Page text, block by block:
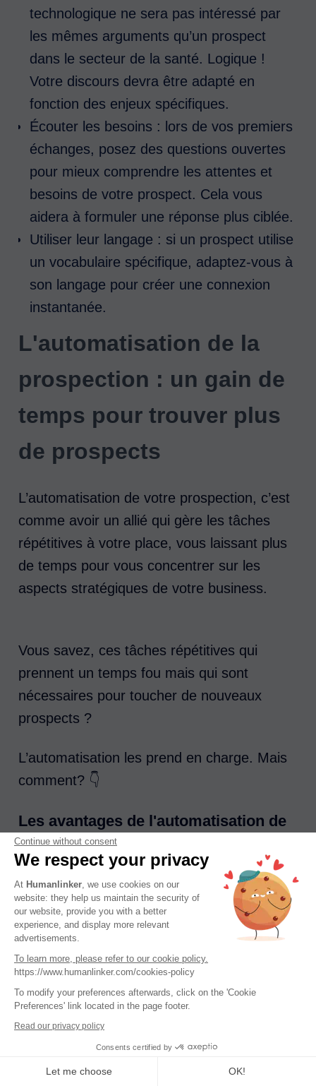
technologique ne sera pas intéressé par
les mêmes arguments qu’un prospect
dans le secteur de la santé. Logique !
Votre discours devra être adapté en
fonction des enjeux spécifiques.
Écouter les besoins : lors de vos premiers
échanges, posez des questions ouvertes
pour mieux comprendre les attentes et
besoins de votre prospect. Cela vous
aidera à formuler une réponse plus ciblée.
Utiliser leur langage : si un prospect utilise
un vocabulaire spécifique, adaptez-vous à
son langage pour créer une connexion
instantanée.
L'automatisation de la
prospection : un gain de
temps pour trouver plus
de prospects
L’automatisation de votre prospection, c’est
comme avoir un allié qui gère les tâches
répétitives à votre place, vous laissant plus
de temps pour vous concentrer sur les
aspects stratégiques de votre business.
Vous savez, ces tâches répétitives qui
prennent un temps fou mais qui sont
nécessaires pour toucher de nouveaux
prospects ?
L’automatisation les prend en charge. Mais
comment? 👇
Les avantages de l'automatisation de
la prospection
L’automatisation de la prospection permet
de gagner un temps précieux tout en
atteignant plus de prospects, voilà ce qu’elle
peut offrir :
Gain de temps : plus besoin de
personnaliser chaque mail à la main ou de
Continue without consent
We respect your privacy
At Humanlinker , we use cookies on our
website: they help us maintain the security of
our website, provide you with a better
experience, and display more relevant
advertisements.
To learn more, please refer to our cookie policy.
https://www.humanlinker.com/cookies-policy
To modify your preferences afterwards, click on the 'Cookie
Preferences' link located in the page footer.
Read our privacy policy
Consents certified by
Let me choose OK!